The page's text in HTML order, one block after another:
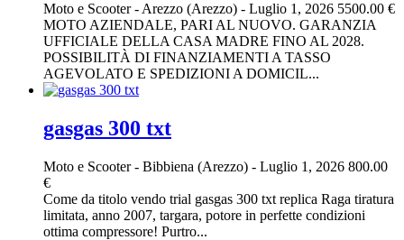
Moto e Scooter- Arezzo (Arezzo) - Luglio 1, 2026 5500.00 €
MOTO AZIENDALE, PARI AL NUOVO. GARANZIA
UFFICIALE DELLA CASA MADRE FINO AL 2028.
POSSIBILITÀ DI FINANZIAMENTI A TASSO
AGEVOLATO E SPEDIZIONI A DOMICIL...
gasgas 300 txt
Moto e Scooter- Bibbiena (Arezzo) - Luglio 1, 2026 800.00
€
Come da titolo vendo trial gasgas 300 txt replica Raga tiratura
limitata, anno 2007, targara, potore in perfette condizioni
ottima compressore! Purtro...